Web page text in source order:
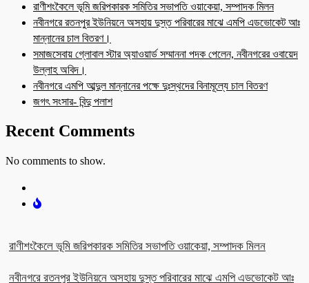
রাণীশংকৈলে ভূমি জরিপকারক সমিতির সভাপতি ওয়াকেয়া, সম্পাদক মিলন
নবীনগরে রতনপুর ইউনিয়নে অসহায় দুস্ত পরিবারের মাঝে এমপি এডভোকেট আঃ
মান্নানের চাল বিতরণ।
সমাজসেবায় গ্লোবাল স্টার অ্যাওয়ার্ড সম্মাননা পদক পেলেন, নবীনগরের ওবায়েদ
উল্লাহ অবিদ।
নবীনগরে এমপি আব্দুল মান্নানের পক্ষে দুঃস্থদের বিনামূল্যে চাল বিতরণ
জগৎ সংসার- বিন্দু পলাশ
Recent Comments
No comments to show.
রাণীশংকৈলে ভূমি জরিপকারক সমিতির সভাপতি ওয়াকেয়া, সম্পাদক মিলন
নবীনগরে রতনপুর ইউনিয়নে অসহায় দুস্ত পরিবারের মাঝে এমপি এডভোকেট আঃ